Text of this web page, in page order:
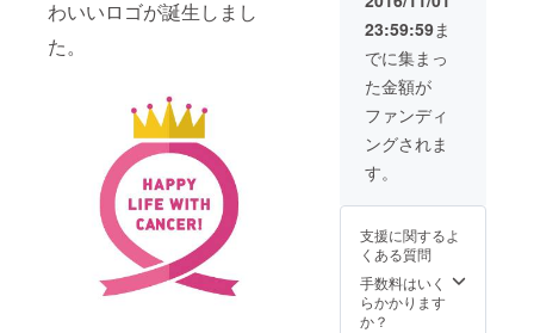
わいいロゴが誕生しまし
た。
にて
「アカ
名」
「掲載
の旨を
い。
基本的
に、購
入時の
camp-
fireアカ
ウント
名をご
記載い
載した
という
方は、
お手数
です
ご依頼
いただ
く内容
が、当
会の主
旨と大
きく異
なる場
するこ
りま
す。そ
の際は
ご寄付
じたイ
ベント
の企画
をいた
しま
す。内
容は要
相談。
経費は
ていま
せん。
但し、
当会の
23:59:59ま
でに集まっ
た金額が
ファンディ
ングされま
す。
支援に関するよ
くある質問
手数料はいく
らかかります
か？